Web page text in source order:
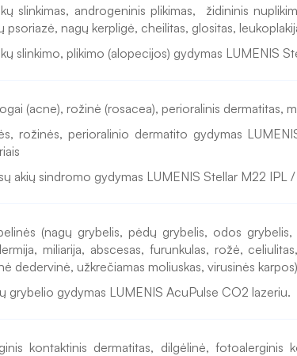
slinkimas, androgeninis plikimas,  židininis
psoriazė, nagų kerpligė, cheilitas, glositas,
slinkimo, plikimo (alopecijos) gydymas LUMENIS
(acne), rožinė (rosacea), perioralinis dermatitas,
rožinės, perioralinio dermatito gydymas
akių sindromo gydymas LUMENIS Stellar M22 IPL
(nagų grybelis, pėdų grybelis, odos
miliarija, abscesas, furunkulas, rožė,
dedervinė, užkrečiamas moliuskas, virusinės
grybelio gydymas LUMENIS AcuPulse CO2 lazeriu.
kontaktinis dermatitas, dilgėlinė, fotoalerginis